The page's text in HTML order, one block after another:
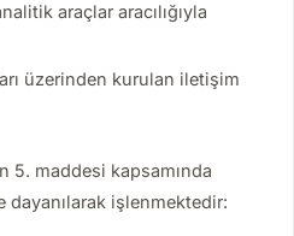
araçlar aracılığıyla
üzerinden kurulan iletişim
5. maddesi kapsamında
dayanılarak işlenmektedir: